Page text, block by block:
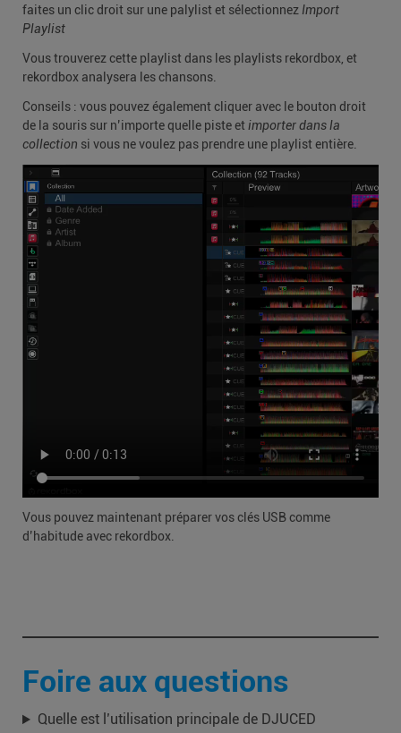
faites un clic droit sur une palylist et sélectionnez Import
Playlist
Vous trouverez cette playlist dans les playlists rekordbox, et
rekordbox analysera les chansons.
Conseils : vous pouvez également cliquer avec le bouton droit
de la souris sur n’importe quelle piste et importer dans la
collection si vous ne voulez pas prendre une playlist entière.
Vous pouvez maintenant préparer vos clés USB comme
d’habitude avec rekordbox.
Foire aux questions
Quelle est l’utilisation principale de DJUCED